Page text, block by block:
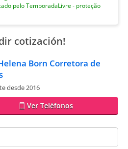
pelo TemporadaLivre - proteção
cotización!
Born Corretora de
desde 2016
Ver Teléfonos